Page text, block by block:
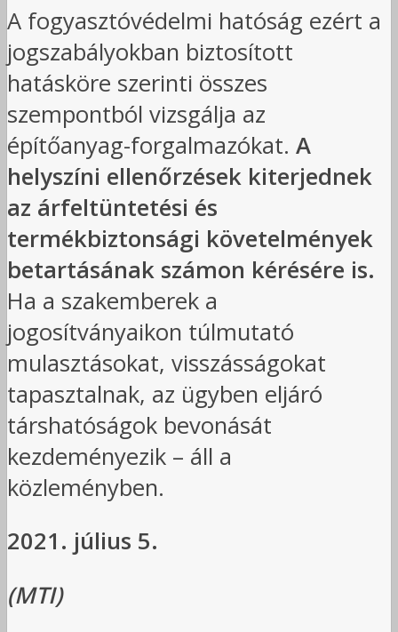
A fogyasztóvédelmi hatóság ezért a
jogszabályokban biztosított
hatásköre szerinti összes
szempontból vizsgálja az
építőanyag-forgalmazókat. A
helyszíni ellenőrzések kiterjednek
az árfeltüntetési és
termékbiztonsági követelmények
betartásának számon kérésére is.
Ha a szakemberek a
jogosítványaikon túlmutató
mulasztásokat, visszásságokat
tapasztalnak, az ügyben eljáró
társhatóságok bevonását
kezdeményezik – áll a
közleményben.
2021. július 5.
(MTI)